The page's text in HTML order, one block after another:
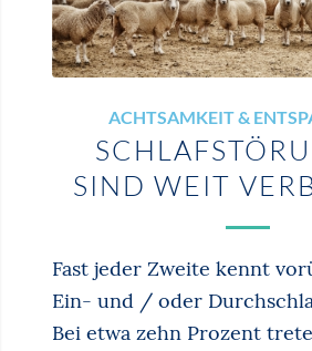
ACHTSAMKEIT &
SIND WEIT
Fast jeder Zweite kennt
Ein- und / oder
Bei etwa zehn Prozent